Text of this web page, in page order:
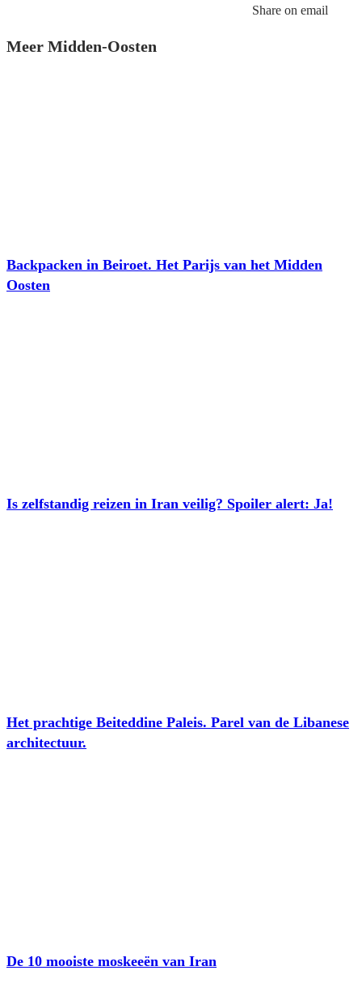
Share on email
Meer Midden-Oosten
Backpacken in Beiroet. Het Parijs van het Midden
Oosten
Is zelfstandig reizen in Iran veilig? Spoiler alert: Ja!
Het prachtige Beiteddine Paleis. Parel van de Libanese
architectuur.
De 10 mooiste moskeeën van Iran